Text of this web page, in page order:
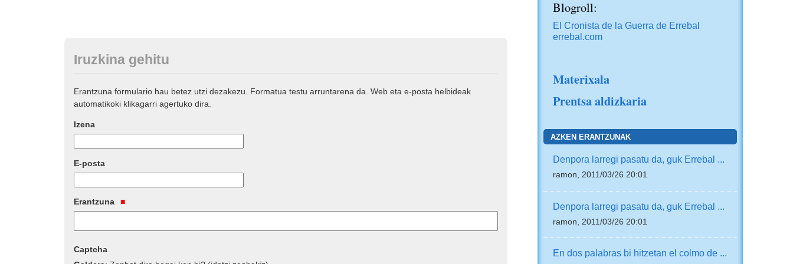
Iruzkina gehitu
Erantzuna formulario hau betez utzi dezakezu. Formatua testu arruntarena da. Web eta e-posta helbideak
automatikoki klikagarri agertuko dira.
Izena
E-posta
Erantzuna
Captcha
Blogroll:
El Cronista de la Guerra de Errebal
errebal.com
Materixala
Prentsa aldizkaria
AZKEN ERANTZUNAK
Denpora larregi pasatu da, guk Errebal ...
ramon, 2011/03/26 20:01
Denpora larregi pasatu da, guk Errebal ...
ramon, 2011/03/26 20:01
En dos palabras bi hitzetan el colmo de ...